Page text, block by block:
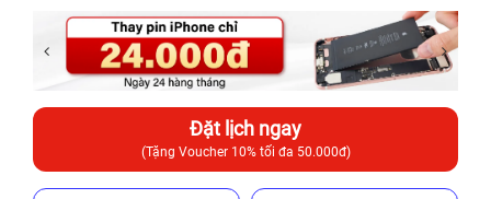
Đặt lịch ngay
(Tặng Voucher 10% tối đa 50.000đ)